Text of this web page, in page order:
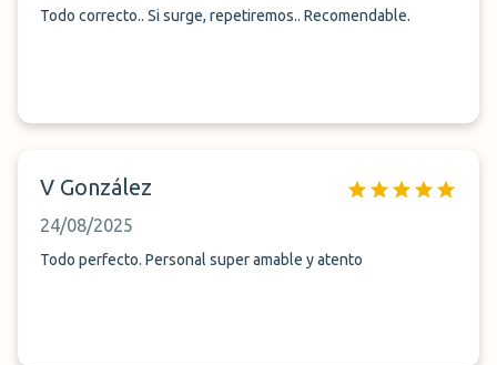
Todo correcto.. Si surge, repetiremos.. Recomendable.
V González
24/08/2025
Todo perfecto. Personal super amable y atento